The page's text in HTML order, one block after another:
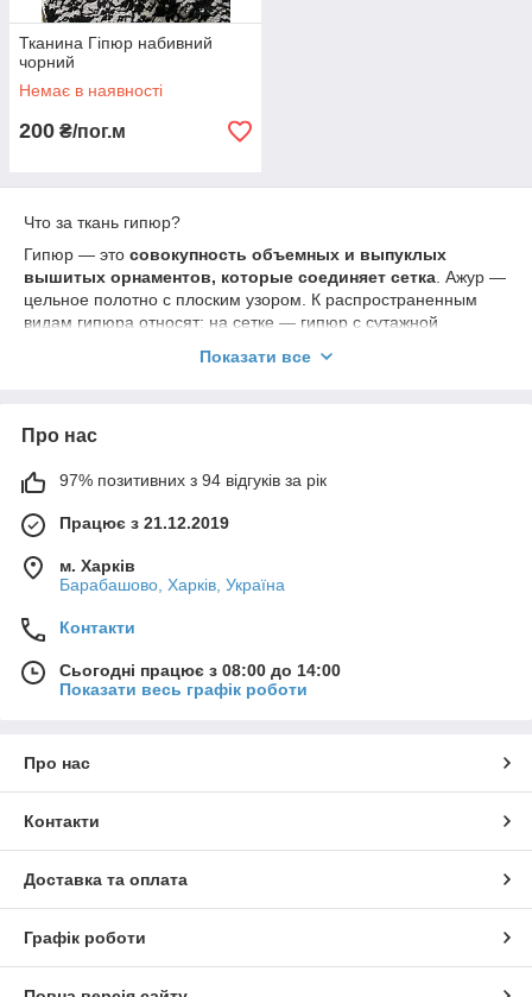
Тканина Гіпюр набивний
чорний
Немає в наявності
200 ₴/пог.м
Что за ткань гипюр?
Гипюр — это совокупность объемных и выпуклых
вышитых орнаментов, которые соединяет сетка . Ажур —
цельное полотно с плоским узором. К распространенным
видам гипюра относят: на сетке — гипюр с сутажной
сетки с повторяющимися узорными вставками. Шитьем
основе.
Кружева делятся на
Рукодельные кружева различаются по технике исполнения:
вязанные – крючком или на спицах, узелковые – макраме
хардангер и игольное, а также ленточное.
Показати все
Про нас
97% позитивних з 94 відгуків за рік
Працює з 21.12.2019
м. Харків
Барабашово, Харків, Україна
Контакти
Сьогодні працює з 08:00 до 14:00
Показати весь графік роботи
Про нас
Контакти
Доставка та оплата
Графік роботи